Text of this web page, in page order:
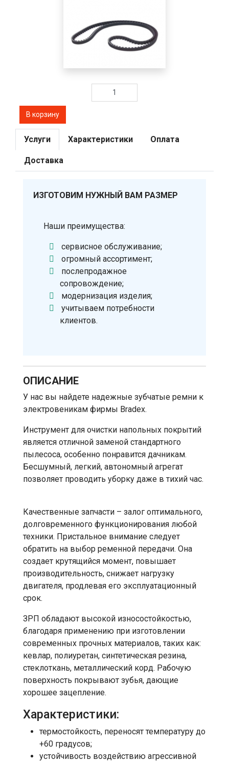
Услуги Характеристики Оплата
Доставка
ИЗГОТОВИМ НУЖНЫЙ ВАМ РАЗМЕР
Наши преимущества:
сервисное обслуживание;
огромный ассортимент;
послепродажное
сопровождение;
модернизация изделия;
учитываем потребности
клиентов.
ОПИСАНИЕ
У нас вы найдете надежные зубчатые ремни к
электровеникам фирмы Bradex.
Инструмент для очистки напольных покрытий
является отличной заменой стандартного
пылесоса, особенно понравится дачникам.
Бесшумный, легкий, автономный агрегат
позволяет проводить уборку даже в тихий час.
Качественные запчасти – залог оптимального,
долговременного функционирования любой
техники. Пристальное внимание следует
обратить на выбор ременной передачи. Она
создает крутящийся момент, повышает
производительность, снижает нагрузку
двигателя, продлевая его эксплуатационный
срок.
ЗРП обладают высокой износостойкостью,
благодаря применению при изготовлении
современных прочных материалов, таких как:
кевлар, полиуретан, синтетическая резина,
стеклоткань, металлический корд. Рабочую
поверхность покрывают зубья, дающие
хорошее зацепление.
Характеристики:
термостойкость, переносят температуру до
+60 градусов;
устойчивость воздействию агрессивной